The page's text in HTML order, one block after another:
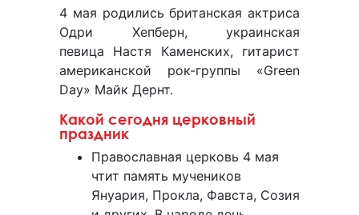
4 мая родились британская актриса
Одри Хепберн, украинская
певица Настя Каменских, гитарист
американской рок-группы «Green
Day» Майк Дернт.
Какой сегодня церковный
праздник
Православная церковь 4 мая
чтит память мучеников
Януария, Прокла, Фавста, Созия